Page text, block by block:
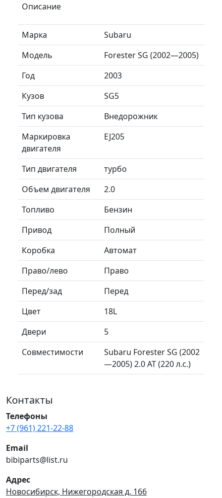
Описание
Марка
Subaru
Модель
Forester SG (2002—2005)
Год
2003
Кузов
SG5
Тип кузова
Внедорожник
Маркировка
двигателя
EJ205
Тип двигателя
турбо
Объем двигателя
2.0
Топливо
Бензин
Привод
Полный
Коробка
Автомат
Право/лево
Право
Перед/зад
Перед
Цвет
18L
Двери
5
Совместимости
Subaru Forester SG (2002
—2005) 2.0 AT (220 л.с.)
Контакты
Телефоны
+7 (961) 221-22-88
Email
bibiparts@list.ru
Адрес
Новосибирск, Нижегородская д. 166